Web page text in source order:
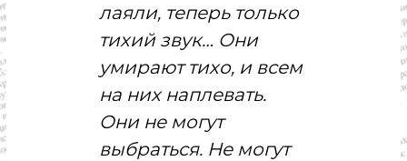
с
,
о
л
и
лаяли, теперь только
тихий звук… Они
умирают тихо, и всем
на них наплевать.
Они не могут
выбраться. Не могут